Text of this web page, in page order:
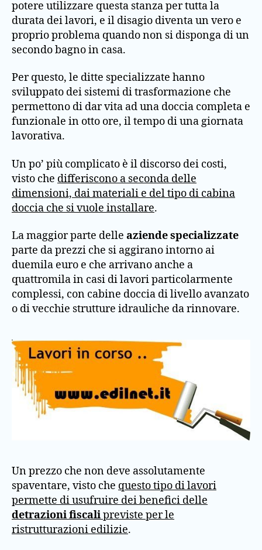
potere utilizzare questa stanza per tutta la
durata dei lavori, e il disagio diventa un vero e
proprio problema quando non si disponga di un
secondo bagno in casa.
Per questo, le ditte specializzate hanno
sviluppato dei sistemi di trasformazione che
permettono di dar vita ad una doccia completa e
funzionale in otto ore, il tempo di una giornata
lavorativa.
Un po’ più complicato è il discorso dei costi,
visto che differiscono a seconda delle
dimensioni, dai materiali e del tipo di cabina
doccia che si vuole installare.
La maggior parte delle aziende specializzate
parte da prezzi che si aggirano intorno ai
duemila euro e che arrivano anche a
quattromila in casi di lavori particolarmente
complessi, con cabine doccia di livello avanzato
o di vecchie strutture idrauliche da rinnovare.
Un prezzo che non deve assolutamente
spaventare, visto che questo tipo di lavori
permette di usufruire dei benefici delle
detrazioni fiscalipreviste per le
ristrutturazioni edilizie.